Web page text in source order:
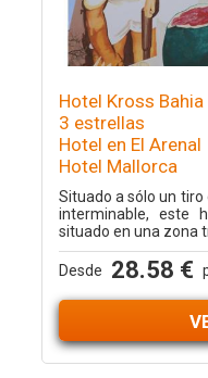
Hotel Kross
3 estrellas
Hotel en El Arenal
Hotel Mallorca
Situado a sólo un tiro
interminable, este
situado en una zona
Desde 28.58 €